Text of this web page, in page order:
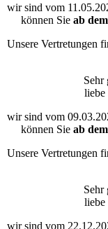
wir sind vom
können Sie ab dem
Unsere Vertretungen
Sehr
liebe
wir sind vom
können Sie ab dem
Unsere Vertretungen
Sehr
liebe
wir sind vom